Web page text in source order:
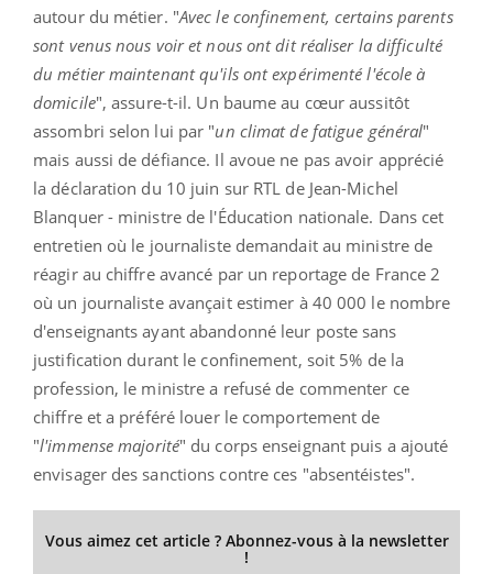
autour du métier. "Avec le confinement, certains parents
sont venus nous voir et nous ont dit réaliser la difficulté
du métier maintenant qu'ils ont expérimenté l'école à
domicile", assure-t-il. Un baume au cœur aussitôt
assombri selon lui par "un climat de fatigue général"
mais aussi de défiance. Il avoue ne pas avoir apprécié
la déclaration du 10 juin sur RTL de Jean-Michel
Blanquer - ministre de l'Éducation nationale. Dans cet
entretien où le journaliste demandait au ministre de
réagir au chiffre avancé par un reportage de France 2
où un journaliste avançait estimer à 40 000 le nombre
d'enseignants ayant abandonné leur poste sans
justification durant le confinement, soit 5% de la
profession, le ministre a refusé de commenter ce
chiffre et a préféré louer le comportement de
"l'immense majorité" du corps enseignant puis a ajouté
envisager des sanctions contre ces "absentéistes".
Vous aimez cet article ? Abonnez-vous à la newsletter
!